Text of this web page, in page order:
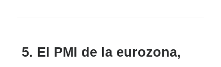
5. El PMI de la eurozona,